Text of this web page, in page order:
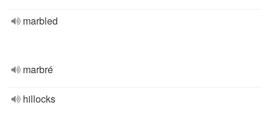
marbled
marbré
hillocks